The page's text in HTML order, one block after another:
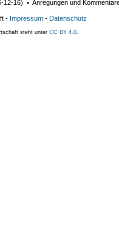
12-16) ▪ Anregungen und
- Impressum - Datenschutz
steht unter CC BY 4.0